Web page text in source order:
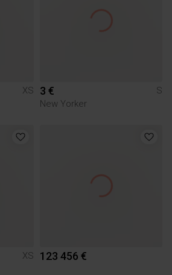
XS
3 €
S
New Yorker
XS
123 456 €